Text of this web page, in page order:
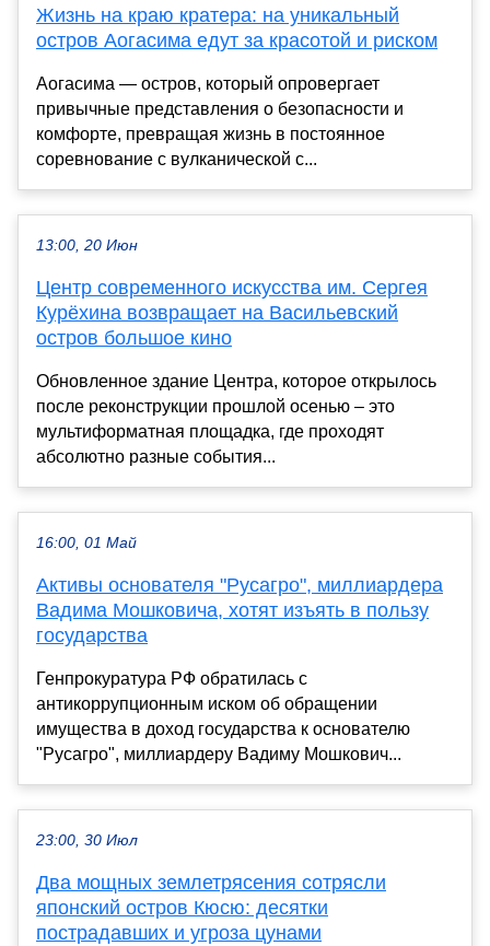
Жизнь на краю кратера: на уникальный
остров Аогасима едут за красотой и риском
Аогасима — остров, который опровергает
привычные представления о безопасности и
комфорте, превращая жизнь в постоянное
соревнование с вулканической с...
13:00, 20 Июн
Центр современного искусства им. Сергея
Курёхина возвращает на Васильевский
остров большое кино
Обновленное здание Центра, которое открылось
после реконструкции прошлой осенью – это
мультиформатная площадка, где проходят
абсолютно разные события...
16:00, 01 Май
Активы основателя "Русагро", миллиардера
Вадима Мошковича, хотят изъять в пользу
государства
Генпрокуратура РФ обратилась с
антикоррупционным иском об обращении
имущества в доход государства к основателю
"Русагро", миллиардеру Вадиму Мошкович...
23:00, 30 Июл
Два мощных землетрясения сотрясли
японский остров Кюсю: десятки
пострадавших и угроза цунами